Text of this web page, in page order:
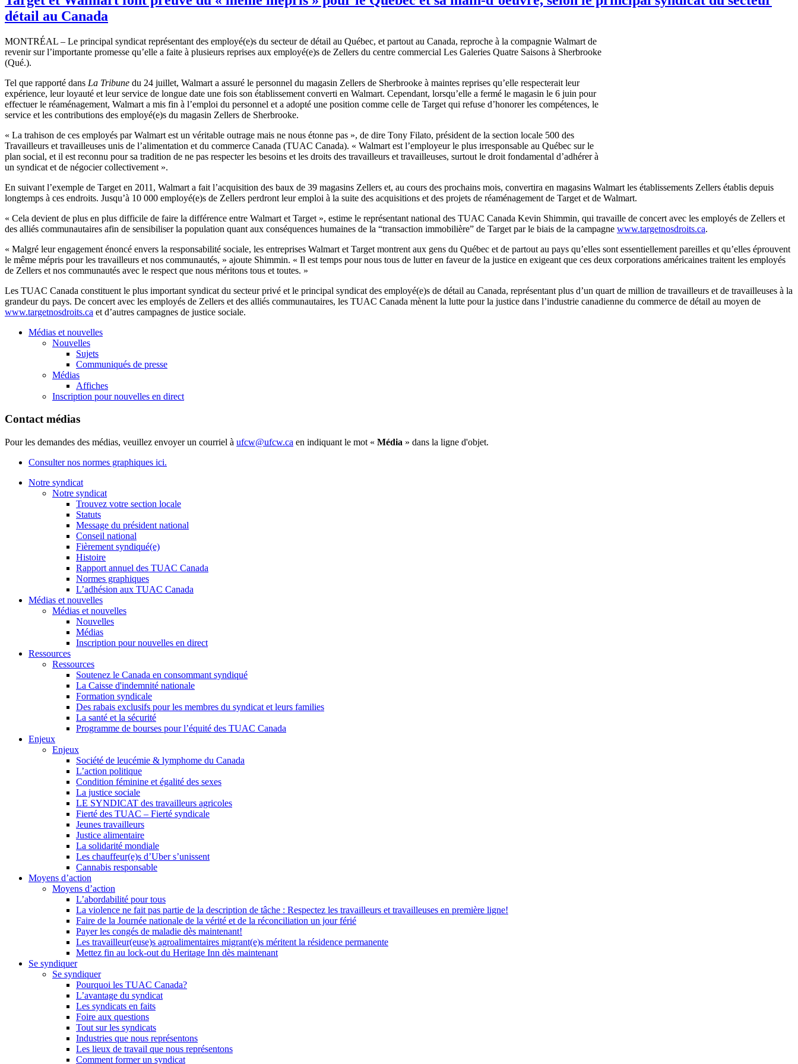
détail au Canada
MONTRÉAL – Le principal syndicat représentant des employé(e)s du secteurde détail au Québec, et partout au Canada, reproche à la compagnie Walmart de
revenir sur l’importante promesse qu’elle a faite à plusieurs reprises aux employé(e)s de Zellers du centre commercial Les Galeries Quatre Saisons à Sherbrooke
(Qué.).
Tel que rapporté dans La Tribune du 24 juillet, Walmart a assuré le personnel du magasin Zellers de Sherbrooke à maintes reprises qu’elle respecterait leur
expérience, leur loyauté et leurservice de longue date une fois son établissement converti en Walmart. Cependant, lorsqu’elle a fermé le magasin le 6 juin pour
effectuerle réaménagement, Walmart a mis fin à l’emploi du personnel et a adopté une position comme celle de Target qui refuse d’honorerles compétences, le
service et les contributions des employé(e)s du magasin Zellers de Sherbrooke.
« La trahison de ces employés par Walmart est un véritable outrage mais ne nous étonne pas », de dire Tony Filato, président de la section locale 500 des
Travailleurs et travailleuses unis de l’alimentation et du commerce Canada (TUAC Canada). « Walmart est l’employeurle plus irresponsable au Québec surle
plan social, et il est reconnu poursa tradition de ne pas respecter les besoins et les droits des travailleurs et travailleuses, surtout le droit fondamental d’adhérer à
un syndicat et de négocier collectivement ».
En suivant l’exemple de Target en 2011, Walmart a fait l’acquisition des baux de 39 magasins Zellers et, au cours des prochains mois, convertira en magasins Walmart les établissements Zellers établis depuis
longtemps à ces endroits. Jusqu’à 10 000 employé(e)s de Zellers perdront leur emploi à la suite des acquisitions et des projets de réaménagement de Target et de Walmart.
« Cela devient de plus en plus difficile de faire la différence entre Walmart et Target », estime le représentant national des TUAC Canada Kevin Shimmin, qui travaille de concert avec les employés de Zellers et
des alliés communautaires afin de sensibiliserla population quant aux conséquences humaines de la “transaction immobilière” de Target par le biais de la campagne www.targetnosdroits.ca.
« Malgré leurengagement énoncé envers la responsabilité sociale, les entreprises Walmart et Target montrent aux gens du Québec et de partout au pays qu’elles sont essentiellement pareilles et qu’elles éprouvent
le même mépris pour les travailleurs et nos communautés, » ajoute Shimmin. « Il est temps pournous tous de lutteren faveurde la justice en exigeant que ces deux corporations américaines traitent les employés
de Zellers et nos communautés avec le respect que nous méritons tous et toutes. »
Les TUAC Canada constituent le plus important syndicat du secteur privé et le principal syndicat des employé(e)s de détail au Canada, représentant plus d’un quart de million de travailleurs et de travailleuses à la
grandeur du pays. De concert avec les employés de Zellers et des alliés communautaires, les TUAC Canada mènent la lutte pour la justice dans l’industrie canadienne du commerce de détail au moyen de
www.targetnosdroits.ca et d’autres campagnes de justice sociale.
Médias et nouvelles
Nouvelles
Sujets
Communiqués de presse
Médias
Affiches
Inscription pour nouvelles en direct
Contact médias
Pour les demandes des médias, veuillez envoyer un courriel à ufcw@ufcw.ca en indiquant le mot « Média » dans la ligne d'objet.
Consulter nos normes graphiques ici.
Notre syndicat
Notre syndicat
Trouvez votre section locale
Statuts
Message du président national
Conseil national
Fièrement syndiqué(e)
Histoire
Rapport annuel des TUAC Canada
Normes graphiques
L’adhésion aux TUAC Canada
Médias et nouvelles
Médias et nouvelles
Nouvelles
Médias
Inscription pour nouvelles en direct
Ressources
Ressources
Soutenez le Canada en consommant syndiqué
La Caisse d'indemnité nationale
Formation syndicale
Des rabais exclusifs pour les membres du syndicat et leurs families
La santé et la sécurité
Programme de bourses pour l’équité des TUAC Canada
Enjeux
Enjeux
Société de leucémie & lymphome du Canada
L’action politique
Condition féminine et égalité des sexes
La justice sociale
LE SYNDICAT des travailleurs agricoles
Fierté des TUAC – Fierté syndicale
Jeunes travailleurs
Justice alimentaire
La solidarité mondiale
Les chauffeur(e)s d’Uber s’unissent
Cannabis responsable
Moyens d’action
Moyens d’action
L’abordabilité pour tous
La violence ne fait pas partie de la description de tâche : Respectez les travailleurs et travailleuses en première ligne!
Faire de la Journée nationale de la vérité et de la réconciliation un jour férié
Payer les congés de maladie dès maintenant!
Les travailleur(euse)s agroalimentaires migrant(e)s méritent la résidence permanente
Mettez fin au lock-out du Heritage Inn dès maintenant
Se syndiquer
Se syndiquer
Pourquoi les TUAC Canada?
L’avantage du syndicat
Les syndicats en faits
Foire aux questions
Tout sur les syndicats
Industries que nous représentons
Les lieux de travail que nous représentons
Comment former un syndicat